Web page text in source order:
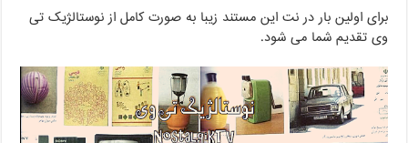
برای اولین بار در نت این مستند زیبا به صورت کامل از نوستالژیک تی
وی تقدیم شما می شود.